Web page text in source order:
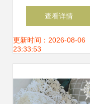
超纤加厚毛巾，理
发店专用优选之选
格
查看详情
更新时间：2026-08-06
23:33:53